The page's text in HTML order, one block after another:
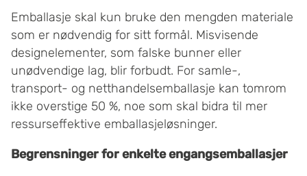
Emballasje skal kun bruke den mengden materiale
som er nødvendig for sitt formål. Misvisende
designelementer, som falske bunner eller
unødvendige lag, blir forbudt. For samle-,
transport- og netthandelsemballasje kan tomrom
ikke overstige 50 %, noe som skal bidra til mer
ressurseffektive emballasjeløsninger.
Begrensninger for enkelte engangsemballasjer